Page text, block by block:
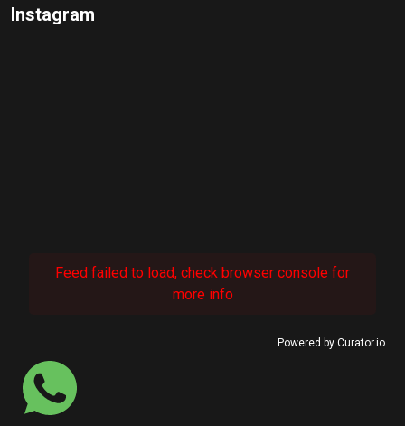
Instagram
Feed failed to load, check browser console for
more info
Powered by Curator.io